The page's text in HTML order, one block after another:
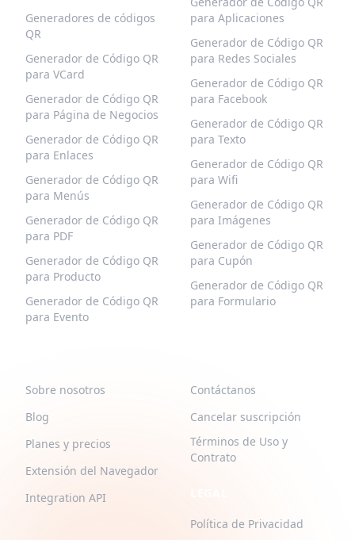
Generadores de códigos
QR
Generador de Código QR
para VCard
Generador de Código QR
para Página de Negocios
Generador de Código QR
para Enlaces
Generador de Código QR
para Menús
Generador de Código QR
para PDF
Generador de Código QR
para Producto
Generador de Código QR
para Evento
para Aplicaciones
Generador de Código QR
para Redes Sociales
Generador de Código QR
para Facebook
Generador de Código QR
para Texto
Generador de Código QR
para Wifi
Generador de Código QR
para Imágenes
Generador de Código QR
para Cupón
Generador de Código QR
para Formulario
Sobre nosotros
Blog
Planes y precios
Extensión del Navegador
Integration API
Contáctanos
Cancelar suscripción
Términos de Uso y
Contrato
Política de Privacidad